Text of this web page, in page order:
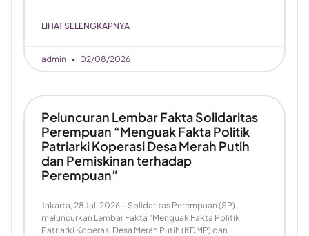
LIHAT SELENGKAPNYA
admin 02/08/2026
Peluncuran Lembar Fakta Solidaritas
Perempuan “Menguak Fakta Politik
Patriarki Koperasi Desa Merah Putih
dan Pemiskinan terhadap
Perempuan”
Jakarta, 28 Juli 2026 – Solidaritas Perempuan (SP)
meluncurkan Lembar Fakta “Menguak Fakta Politik
Patriarki Koperasi Desa Merah Putih (KDMP) dan